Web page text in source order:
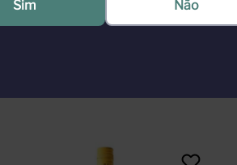
cítrico. Sirva com aperitivos, entradas à
Teor Alcoólico: 13% Amadurecimento:
crocante e equilibrado. Corpo: Leve – Médio.
Sim Não